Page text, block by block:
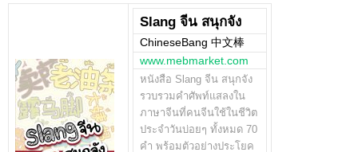
Slang จีน สนุกจัง
ChineseBang 中文棒
www.mebmarket.com
หนังสือ Slang จีน สนุกจัง
รวบรวมคำศัพท์แสลงใน
ภาษาจีนที่คนจีนใช้ในชีวิต
ประจำวันบ่อยๆ ทั้งหมด 70
คำ พร้อมตัวอย่างประโยค